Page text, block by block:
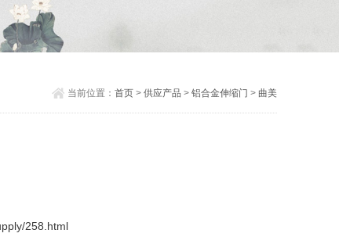
当前位置： 首页> 供应产品 > 铝合金伸缩门 > 曲美
258.html